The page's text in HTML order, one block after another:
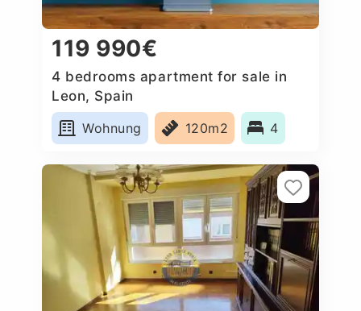
119 990€
4 bedrooms apartment for sale in
Leon, Spain
Wohnung
120m2 4